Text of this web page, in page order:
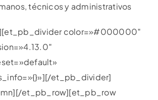
técnicos y administrativos
color=»#000000″
et_pb_divider]
et_pb_row][et_pb_row